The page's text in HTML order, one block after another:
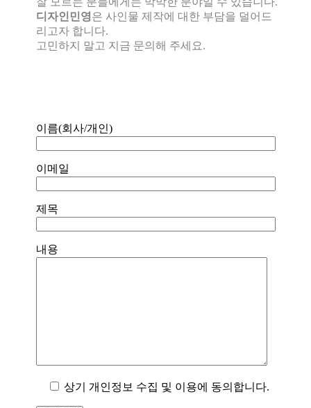
디자인민영은 사인물 제작에 대한 부담을 덜어드
리고자 합니다.
고민하지 말고 지금 문의해 주세요.
이름(회사/개인)
이메일
제목
내용
상기 개인정보 수집 및 이용에 동의합니다.